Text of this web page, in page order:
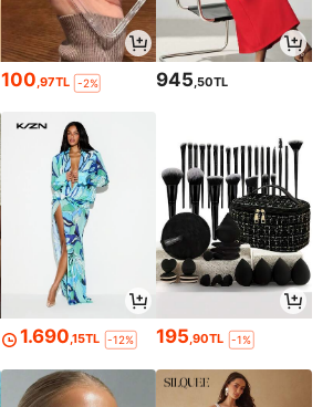
100,97TL -2% 945,50TL
1.690,15TL -12% 195,90TL -1%